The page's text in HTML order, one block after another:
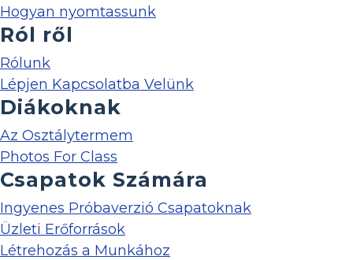
Hogyan nyomtassunk
Ról ről
Rólunk
Lépjen Kapcsolatba Velünk
Diákoknak
Az Osztálytermem
Photos For Class
Csapatok Számára
Ingyenes Próbaverzió Csapatoknak
Üzleti Erőforrások
Létrehozás a Munkához